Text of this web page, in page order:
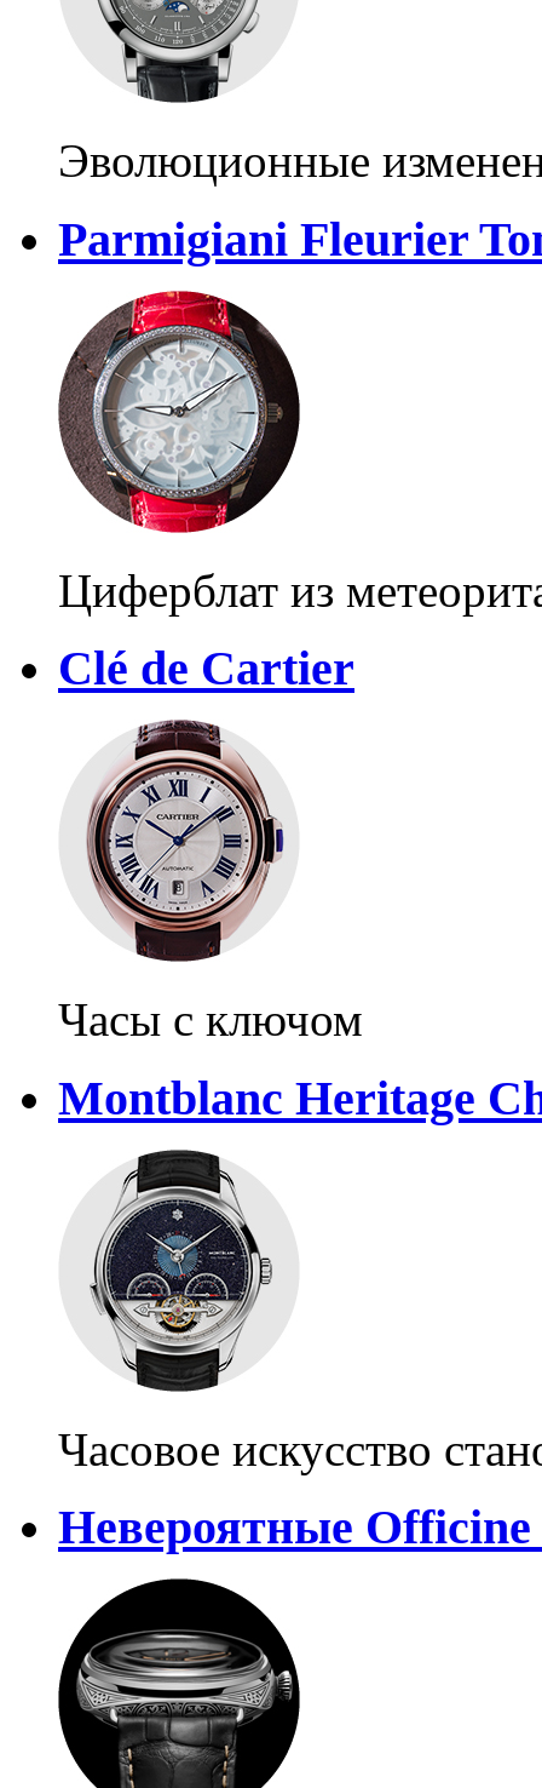
Эволюционные
Parmigiani Fleurier
Циферблат из
Clé de Cartier
Часы с ключом
Montblanc Heritage
Часовое искусство
Невероятные Officine